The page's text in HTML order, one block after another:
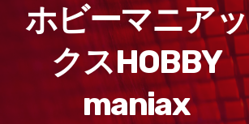
ホビーマニアッ
クスHOBBY
maniax